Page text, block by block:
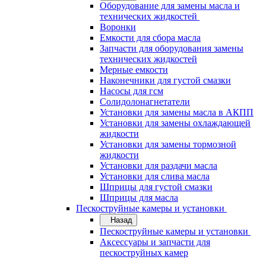
Оборудование для замены масла и
технических жидкостей
Воронки
Емкости для сбора масла
Запчасти для оборудования замены
технических жидкостей
Мерные емкости
Наконечники для густой смазки
Насосы для гсм
Солидолонагнетатели
Установки для замены масла в АКПП
Установки для замены охлаждающей
жидкости
Установки для замены тормозной
жидкости
Установки для раздачи масла
Установки для слива масла
Шприцы для густой смазки
Шприцы для масла
Пескоструйные камеры и установки
Назад
Пескоструйные камеры и установки
Аксессуары и запчасти для
пескоструйных камер